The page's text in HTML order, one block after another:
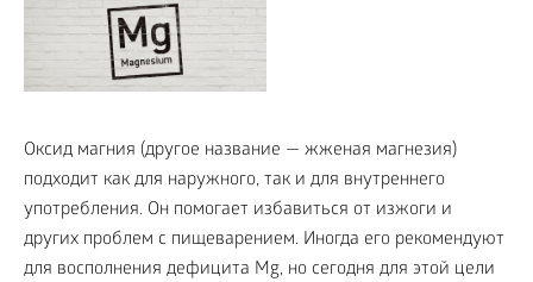
Оксид магния (другое название — жженая магнезия)
подходит как для наружного, так и для внутреннего
употребления. Он помогает избавиться от изжоги и
других проблем с пищеварением. Иногда его рекомендуют
для восполнения дефицита Mg, но сегодня для этой цели